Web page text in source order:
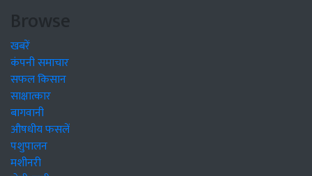
Browse
खबरें
कंपनी समाचार
सफल किसान
साक्षात्कार
बागवानी
औषधीय फसलें
पशुपालन
मशीनरी